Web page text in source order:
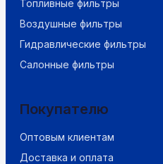
Топливные фильтры
Воздушные фильтры
Гидравлические фильтры
Салонные фильтры
Покупателю
Оптовым клиентам
Доставка и оплата